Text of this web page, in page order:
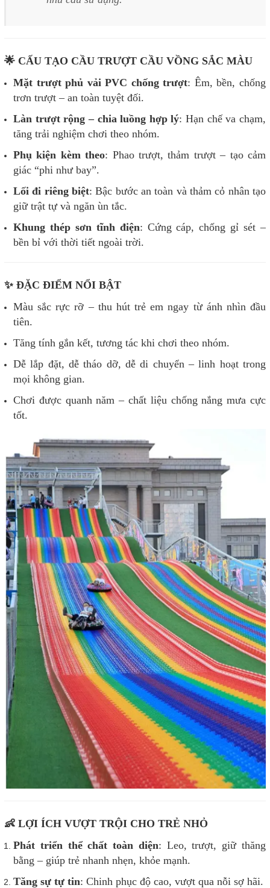
🌟 CẤU TẠO CẦU TRƯỢT CẦU VỒNG SẮC MÀU
Mặt trượt phủ vải PVC chống trượt: Êm, bền, chống
trơn trượt – an toàn tuyệt đối.
Làn trượt rộng – chia luồng hợp lý: Hạn chế va chạm,
tăng trải nghiệm chơi theo nhóm.
Phụ kiện kèm theo: Phao trượt, thảm trượt – tạo cảm
giác “phi như bay”.
Lối đi riêng biệt: Bậc bước an toàn và thảm cỏ nhân tạo
giữ trật tự và ngăn ùn tắc.
Khung thép sơn tĩnh điện: Cứng cáp, chống gỉ sét –
bền bỉ với thời tiết ngoài trời.
✨ ĐẶC ĐIỂM NỔI BẬT
Màu sắc rực rỡ – thu hút trẻ em ngay từ ánh nhìn đầu
tiên.
Tăng tính gắn kết, tương tác khi chơi theo nhóm.
Dễ lắp đặt, dễ tháo dỡ, dễ di chuyển – linh hoạt trong
mọi không gian.
Chơi được quanh năm – chất liệu chống nắng mưa cực
tốt.
👶 LỢI ÍCH VƯỢT TRỘI CHO TRẺ NHỎ
Phát triển thể chất toàn diện: Leo, trượt, giữ thăng
bằng – giúp trẻ nhanh nhẹn, khỏe mạnh.
Tăng sự tự tin: Chinh phục độ cao, vượt qua nỗi sợ hãi.